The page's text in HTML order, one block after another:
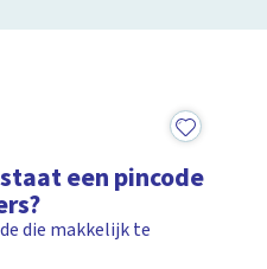
een pincode
die makkelijk te